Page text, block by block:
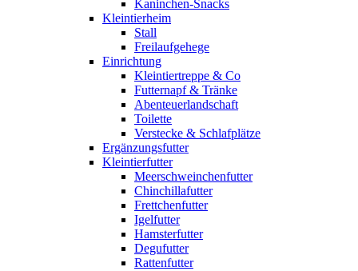
Kaninchen-Snacks
Kleintierheim
Stall
Freilaufgehege
Einrichtung
Kleintiertreppe & Co
Futternapf & Tränke
Abenteuerlandschaft
Toilette
Verstecke & Schlafplätze
Ergänzungsfutter
Kleintierfutter
Meerschweinchenfutter
Chinchillafutter
Frettchenfutter
Igelfutter
Hamsterfutter
Degufutter
Rattenfutter